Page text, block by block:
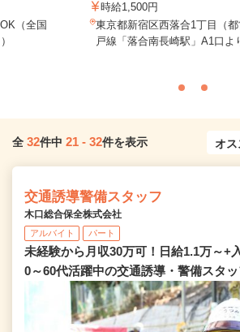
（全国
時給1,500円
東京都新宿区西落合1丁目（
戸線「落合南長崎駅」A1口よ
全 32件中 21 - 32件を表示
交通誘導警備スタッフ
木口総合保全株式会社
アルバイト パート
未経験から月収30万可！日給1.1万～+
0～60代活躍中の交通誘導・警備スタッ